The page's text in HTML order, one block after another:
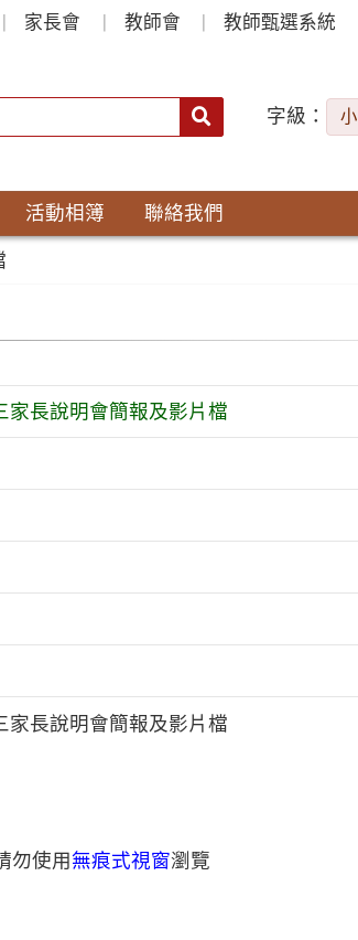
家長會 教師會 教師甄選系統
字級： 小
活動相簿 聯絡我們
家長說明會簡報及影片檔
家長說明會簡報及影片檔
勿使用無痕式視窗瀏覽